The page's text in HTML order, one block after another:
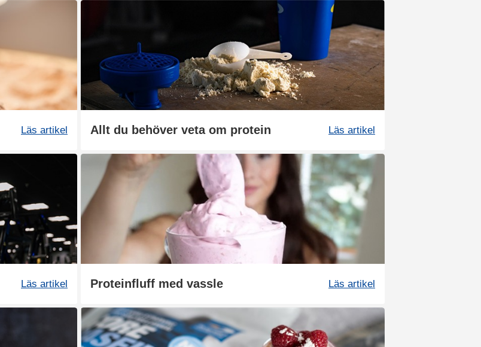
Läs artikel Allt du behöver veta om protein Läs artikel
Läs artikel Proteinfluff med vassle Läs artikel